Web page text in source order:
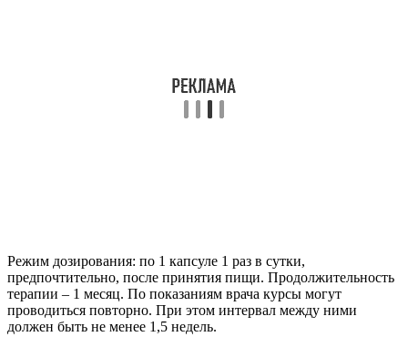
Режим дозирования: по 1 капсуле 1 раз в сутки,
предпочтительно, после принятия пищи. Продолжительность
терапии – 1 месяц. По показаниям врача курсы могут
проводиться повторно. При этом интервал между ними
должен быть не менее 1,5 недель.